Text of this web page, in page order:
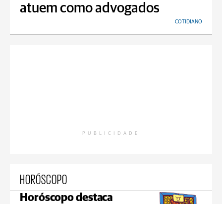
atuem como advogados
COTIDIANO
PUBLICIDADE
HORÓSCOPO
Horóscopo destaca